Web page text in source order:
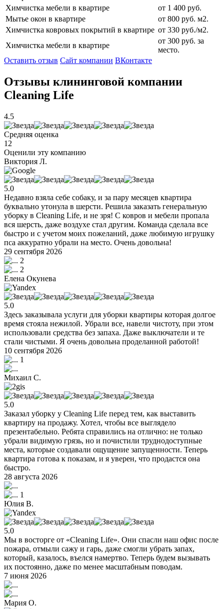
Химчистка мебели в квартире
от 1 400 руб.
Мытье окон в квартире
от 800 руб. м2.
Химчистка ковровых покрытий в квартире от 330 руб./м2.
Химчистка мебели в квартире
от 300 руб. за
место.
Оставить отзыв Сайт компании ВКонтакте
Отзывы клининговой компании
Cleaning Life
4.5
Средняя оценка
12
Оценили эту компанию
Виктория Л.
5.0
Недавно взяла себе собаку, и за пару месяцев квартира
буквально утонула в шерсти. Решила заказать генеральную
уборку в Cleaning Life, и не зря! С ковров и мебели пропала
вся шерсть, даже воздухе стал другим. Команда сделала все
быстро и с учетом моих пожеланий, даже любимую игрушку
пса аккуратно убрали на место. Очень довольна!
29 сентября 2026
2
2
Елена Окунева
5.0
Здесь заказывала услуги для уборки квартиры которая долгое
время стояла нежилой. Убрали все, навели чистоту, при этом
использовали средства без запаха. Даже выключатели и те
стали чистыми. Я очень довольна проделанной работой!
10 сентября 2026
1
Михаил С.
5.0
Заказал уборку у Cleaning Life перед тем, как выставить
квартиру на продажу. Хотел, чтобы все выглядело
презентабельно. Ребята справились на отлично: не только
убрали видимую грязь, но и почистили труднодоступные
места, которые создавали ощущение запущенности. Теперь
квартира готова к показам, и я уверен, что продастся она
быстро.
28 августа 2026
1
Юлия В.
5.0
Мы в восторге от «Cleaning Life». Они спасли наш офис после
пожара, отмыли сажу и гарь, даже смогли убрать запах,
который, казалось, въелся намертво. Теперь будем вызывать
их постоянно, даже по менее масштабным поводам.
7 июня 2026
Мария О.